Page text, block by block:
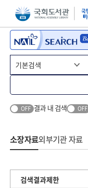
본문 바로가기주메뉴 바로가기
OFF 결과 내 검색 OFF
소장자료외부기관 자료
검색결과제한